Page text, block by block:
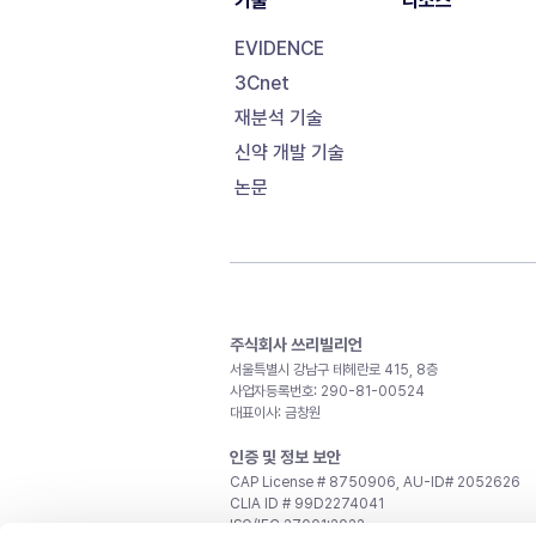
EVIDENCE
3Cnet
재분석 기술
신약 개발 기술
논문
주식회사 쓰리빌리언
서울특별시 강남구 테헤란로 415, 8층
사업자등록번호: 290-81-00524
대표이사: 금창원
인증 및 정보 보안
CAP License # 8750906, AU-ID# 2052626
CLIA ID # 99D2274041
ISO/IEC 27001:2022